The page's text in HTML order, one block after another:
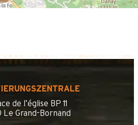
de l’église BP 11
Le Grand-Bornand